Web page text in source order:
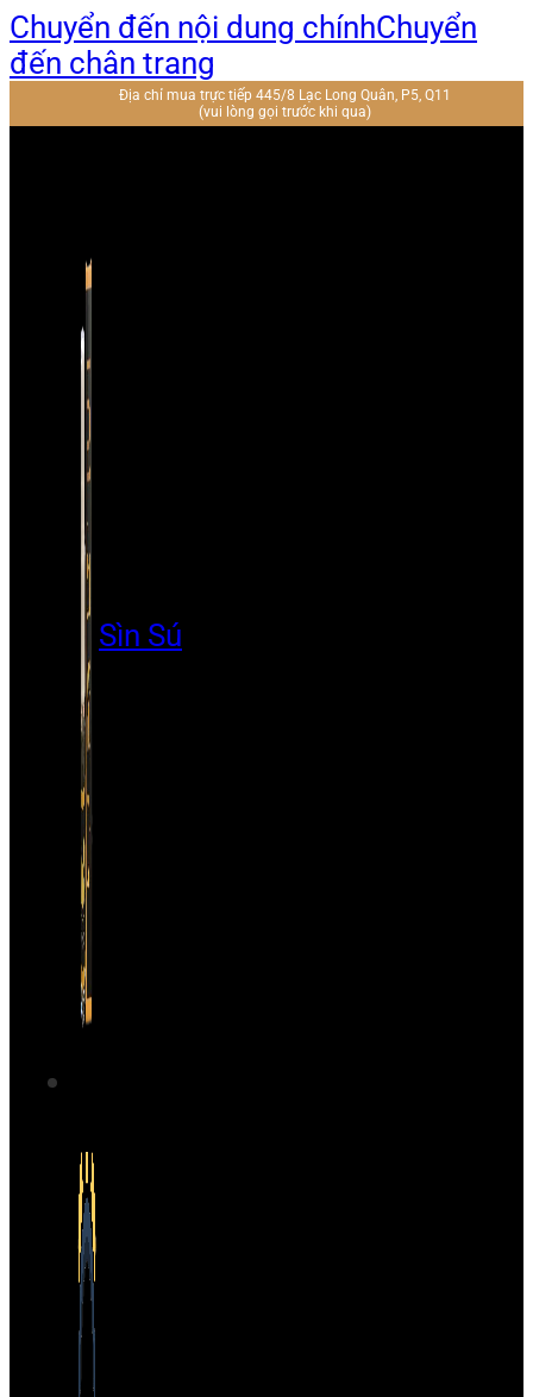
Chuyển đến nội dung chínhChuyển
đến chân trang
Địa chỉ mua trực tiếp 445/8 Lạc Long Quân, P5, Q11
(vui lòng gọi trước khi qua)
Sìn Sú